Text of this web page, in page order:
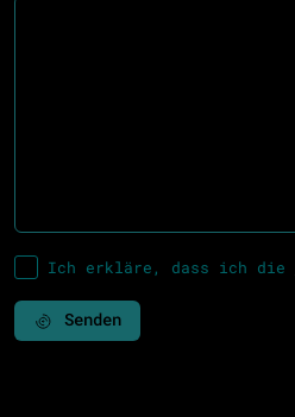
Ich erkläre, dass ich die
Senden